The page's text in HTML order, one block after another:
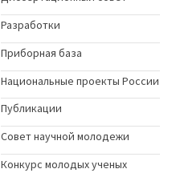
Разработки
Приборная база
Национальные проекты России
Публикации
Совет научной молодежи
Конкурс молодых ученыx